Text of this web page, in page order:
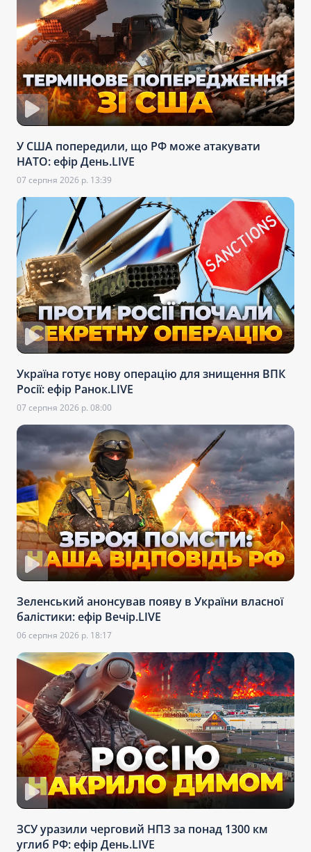
У США попередили, що РФ може атакувати
НАТО: ефір День.LIVE
07 серпня 2026 р. 13:39
Україна готує нову операцію для знищення ВПК
Росії: ефір Ранок.LIVE
07 серпня 2026 р. 08:00
Зеленський анонсував появу в України власної
балістики: ефір Вечір.LIVE
06 серпня 2026 р. 18:17
ЗСУ уразили черговий НПЗ за понад 1300 км
углиб РФ: ефір День.LIVE